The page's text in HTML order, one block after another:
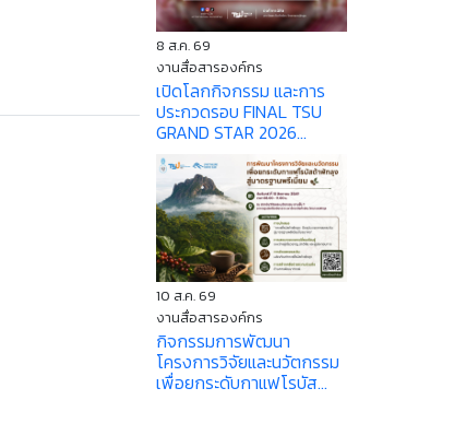
8 ส.ค. 69
งานสื่อสารองค์กร
เปิดโลกกิจกรรม และการ
ประกวดรอบ FINAL TSU
GRAND STAR 2026...
10 ส.ค. 69
งานสื่อสารองค์กร
กิจกรรมการพัฒนา
โครงการวิจัยและนวัตกรรม
เพื่อยกระดับกาแฟโรบัส...